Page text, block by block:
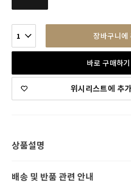
1 장바구니에
바로 구매하기
위시리스트에 추
상품설명
배송 및 반품 관련 안내